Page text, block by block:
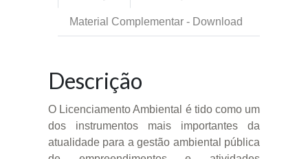
Material Complementar - Download
Descrição
O Licenciamento Ambiental é tido como um
dos instrumentos mais importantes da
atualidade para a gestão ambiental pública